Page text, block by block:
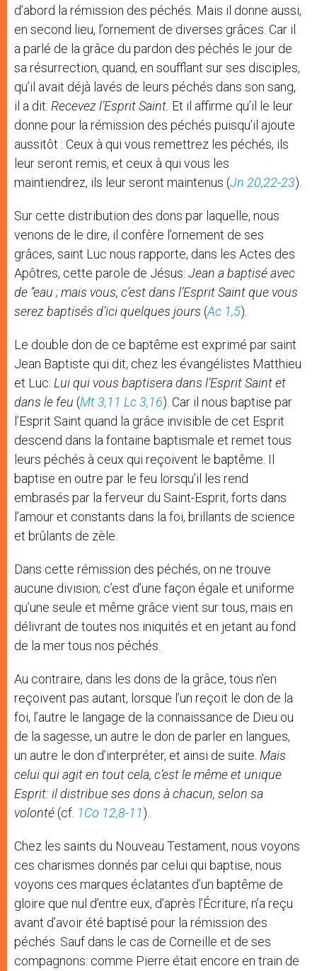
d’abord la rémission des péchés. Mais il donne aussi,
en second lieu, l’ornement de diverses grâces. Car il
a parlé de la grâce du pardon des péchés le jour de
sa résurrection, quand, en soufflant sur ses disciples,
qu’il avait déjà lavés de leurs péchés dans son sang,
il a dit: Recevez l’Esprit Saint. Et il affirme qu’il le leur
donne pour la rémission des péchés puisqu’il ajoute
aussitôt : Ceux à qui vous remettrez les péchés, ils
leur seront remis, et ceux à qui vous les
maintiendrez, ils leur seront maintenus (Jn 20,22-23).
Sur cette distribution des dons par laquelle, nous
venons de le dire, il confère l’ornement de ses
grâces, saint Luc nous rapporte, dans les Actes des
Apôtres, cette parole de Jésus: Jean a baptisé avec
de ‘’eau ; mais vous, c’est dans l’Esprit Saint que vous
serez baptisés d’ici quelques jours (Ac 1,5).
Le double don de ce baptême est exprimé par saint
Jean Baptiste qui dit, chez les évangélistes Matthieu
et Luc: Lui qui vous baptisera dans l’Esprit Saint et
dans le feu (Mt 3,11 Lc 3,16). Car il nous baptise par
l’Esprit Saint quand la grâce invisible de cet Esprit
descend dans la fontaine baptismale et remet tous
leurs péchés à ceux qui reçoivent le baptême. Il
baptise en outre par le feu lorsqu’il les rend
embrasés par la ferveur du Saint-Esprit, forts dans
l’amour et constants dans la foi, brillants de science
et brûlants de zèle.
Dans cette rémission des péchés, on ne trouve
aucune division; c’est d’une façon égale et uniforme
qu’une seule et même grâce vient sur tous, mais en
délivrant de toutes nos iniquités et en jetant au fond
de la mer tous nos péchés.
Au contraire, dans les dons de la grâce, tous n’en
reçoivent pas autant, lorsque l’un reçoit le don de la
foi, l’autre le langage de la connaissance de Dieu ou
de la sagesse, un autre le don de parler en langues,
un autre le don d’interpréter, et ainsi de suite. Mais
celui qui agit en tout cela, c’est le même et unique
Esprit: il distribue ses dons à chacun, selon sa
volonté (cf. 1Co 12,8-11).
Chez les saints du Nouveau Testament, nous voyons
ces charismes donnés par celui qui baptise, nous
voyons ces marques éclatantes d’un baptême de
gloire que nul d’entre eux, d’après l’Écriture, n’a reçu
avant d’avoir été baptisé pour la rémission des
péchés. Sauf dans le cas de Corneille et de ses
compagnons: comme Pierre était encore en train de